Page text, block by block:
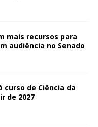
mais recursos para
audiência no Senado
curso de Ciência da
de 2027